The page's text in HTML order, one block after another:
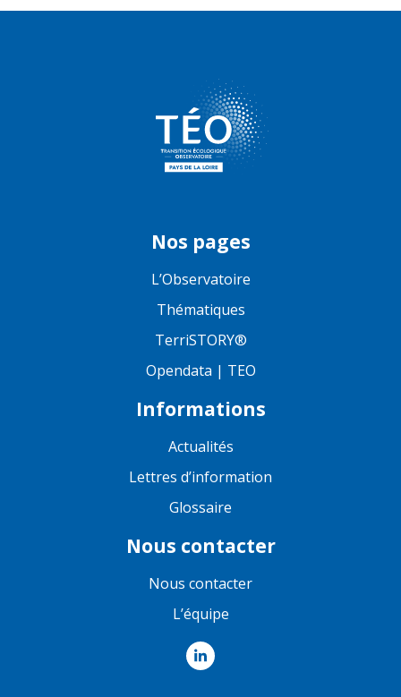
Nos pages
L’Observatoire
Thématiques
TerriSTORY®
Opendata | TEO
Informations
Actualités
Lettres d’information
Glossaire
Nous contacter
Nous contacter
L’équipe